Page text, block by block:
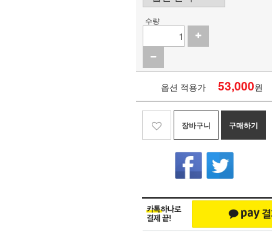
수량
옵션 적용가 53,000원
장바구니 구매하기